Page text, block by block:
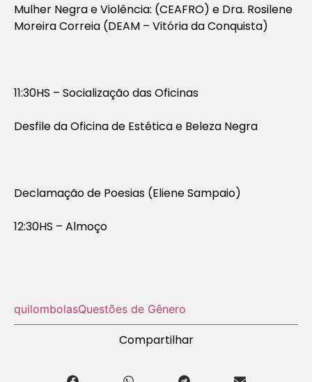
Mulher Negra e Violência: (CEAFRO) e Dra. Rosilene
Moreira Correia (DEAM – Vitória da Conquista)
11:30HS – Socialização das Oficinas
Desfile da Oficina de Estética e Beleza Negra
Declamação de Poesias (Eliene Sampaio)
12:30HS – Almoço
quilombolasQuestões de Gênero
Compartilhar